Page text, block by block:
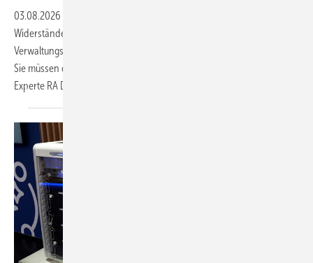
03.08.2026
Widerstände – nicht selten von Behörden. Mit einem Urteil hat das
Verwaltungsgericht Schleswig-Holstein ein wichtiges Signal gesetzt:
Sie müssen das öffentliche Interesse ernsthaft berücksichtigen. Unser
Experte RA Dr. Thomas Binder erläutert die